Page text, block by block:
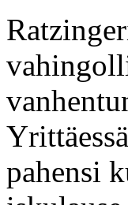
pahensi